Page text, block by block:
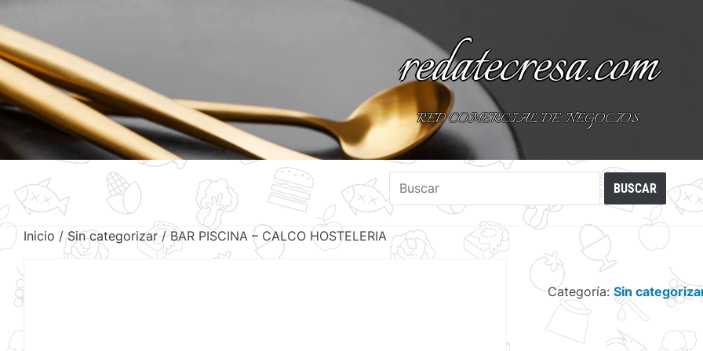
redatecresa.com
RED COMERCIAL DE NEGOCIOS
Inicio /Sin categorizar/ BAR PISCINA – CALCO HOSTELERIA
Categoría: Sin